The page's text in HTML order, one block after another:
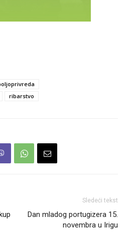
ribarstvo
Sledeći tekst
Dan mladog portugizera 15.
novembra u Irigu